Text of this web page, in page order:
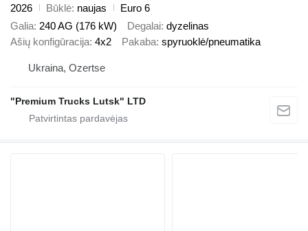
2026
Būklė naujas
Euro 6
Galia 240 AG (176 kW) Degalai dyzelinas
Ašių konfigūracija 4x2 Pakaba spyruoklė/pneumatika
Ukraina, Ozertse
"Premium Trucks Lutsk" LTD